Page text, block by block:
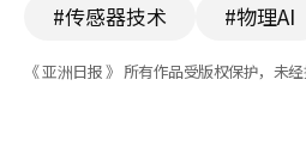
#传感器技术 #物理AI
《 亚洲日报 》 所有作品受版权保护，未经